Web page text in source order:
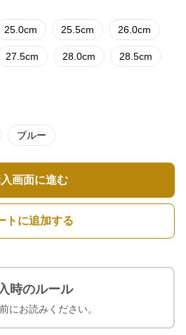
25.0cm 25.5cm 26.0cm
27.5cm 28.0cm 28.5cm
ブルー
画面に進む
トに追加する
時のルール
にお読みください。